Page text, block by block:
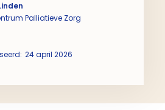
Palliatieve Zorg
24 april 2026